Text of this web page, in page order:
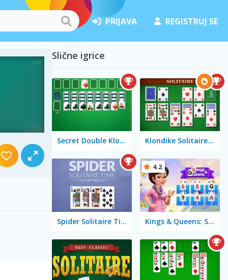
PRIJAVA REGISTRUJ SE
Slične igrice
Secret Double Klondike Klondike Solitaire Big
Spider Solitaire Time Kings & Queens: Solitaire Tripeaks
4.2